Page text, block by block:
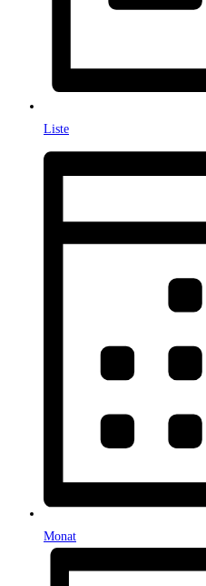
Liste
Monat